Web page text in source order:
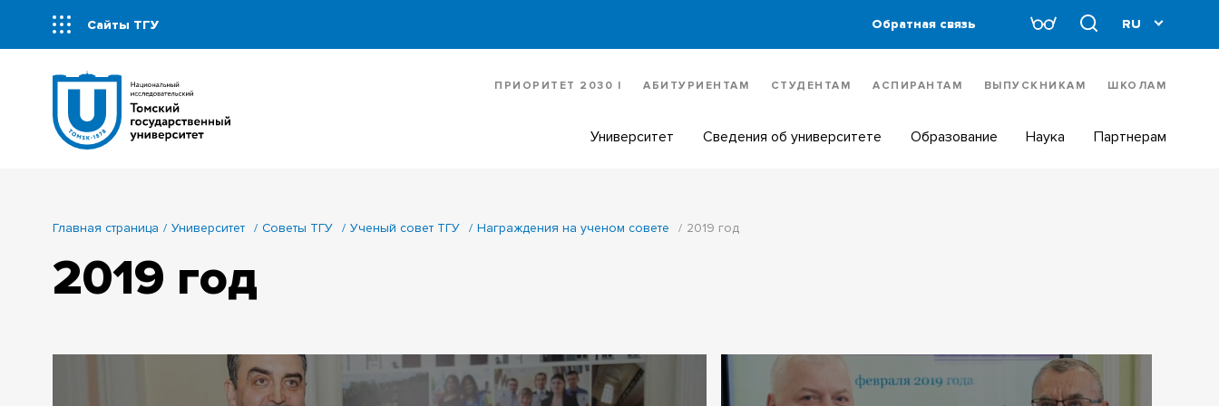
Сайты ТГУ Обратная связь
ПРИОРИТЕТ 2030 | АБИТУРИЕНТАМ СТУДЕНТАМ АСПИРАНТАМ ВЫПУСКНИКАМ ШКОЛАМ
Университет Сведения об университете Образование Наука Партнерам
Главная страница Университет Советы ТГУ Ученый совет ТГУ Награждения на ученом совете 2019 год
2019 год